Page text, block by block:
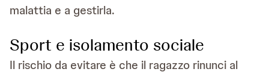
malattia e a gestirla.
Sport e isolamento sociale
Il rischio da evitare è che il ragazzo rinunci al